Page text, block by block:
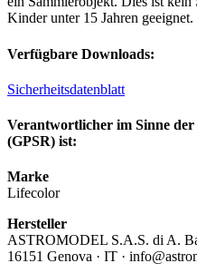
Kinder unter 15 Jahren geeignet.
Verfügbare Downloads:
Sicherheitsdatenblatt
Verantwortlicher im Sinne
(GPSR) ist:
Marke
Lifecolor
Hersteller
ASTROMODEL S.A.S. di A.
16151 Genova · IT ·